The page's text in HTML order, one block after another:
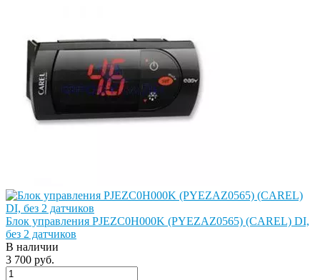
Блок управления PJEZC0H000K (PYEZAZ0565) (CAREL) DI,
без 2 датчиков
В наличии
3 700 руб.